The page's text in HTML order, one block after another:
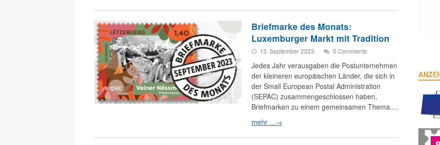
Briefmarke des Monats:
Luxemburger Markt mit Tradition
13. September 2023 0 Comments
Jedes Jahr verausgaben die Postunternehmen
der kleineren europäischen Länder, die sich in
der Small European Postal Administration
(SEPAC) zusammengeschlossen haben,
Briefmarken zu einem gemeinsamen Thema.…
mehr ...→